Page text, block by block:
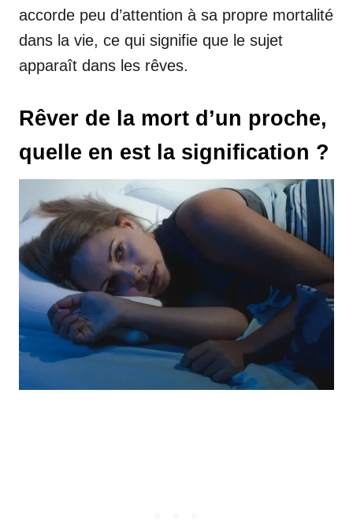
accorde peu d’attention à sa propre mortalité
dans la vie, ce qui signifie que le sujet
apparaît dans les rêves.
Rêver de la mort d’un proche,
quelle en est la signification ?